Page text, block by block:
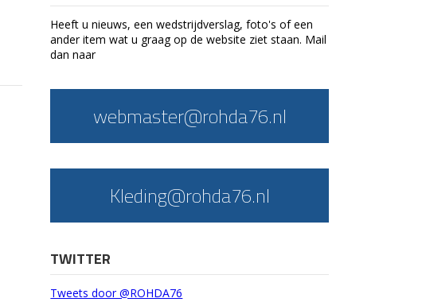
Heeft u nieuws, een wedstrijdverslag, foto's of een
ander item wat u graag op de website ziet staan. Mail
dan naar
webmaster@rohda76.nl
Kleding@rohda76.nl
TWITTER
Tweets door @ROHDA76